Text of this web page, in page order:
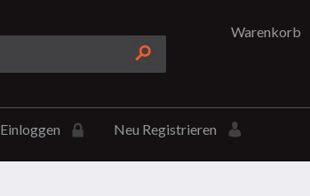
Warenkorb
Einloggen Neu Registrieren